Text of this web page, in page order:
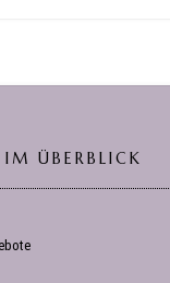
ÜBERBLICK